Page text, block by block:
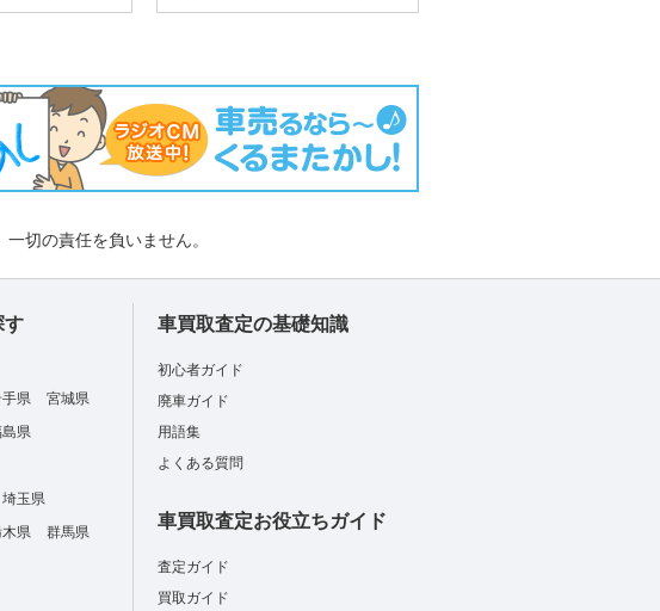
切の責任を負いません。
す
県
宮城県
県
埼玉県
県
群馬県
車買取査定の基礎知識
初心者ガイド
廃車ガイド
用語集
よくある質問
車買取査定お役立ちガイド
査定ガイド
買取ガイド